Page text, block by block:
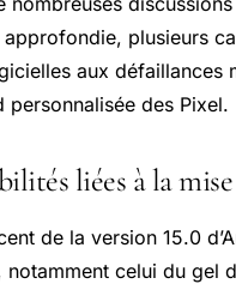
approfondie, plusieurs
aux défaillances
personnalisée des Pixel.
liées à la
de la version 15.0
notamment celui du gel